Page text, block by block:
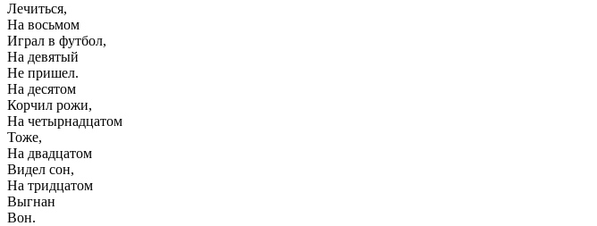
Лечиться,
На восьмом
Играл в футбол,
На девятый
Не пришел.
На десятом
Корчил рожи,
На четырнадцатом
Тоже,
На двадцатом
Видел сон,
На тридцатом
Выгнан
Вон.